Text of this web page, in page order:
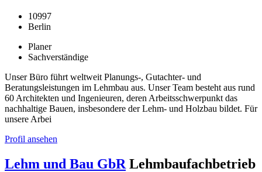
10997
Berlin
Planer
Sachverständige
Unser Büro führt weltweit Planungs-, Gutachter- und
Beratungsleistungen im Lehmbau aus. Unser Team besteht aus rund
60 Architekten und Ingenieuren, deren Arbeitsschwerpunkt das
nachhaltige Bauen, insbesondere der Lehm- und Holzbau bildet. Für
unsere Arbei
Profil ansehen
Lehm und Bau GbR Lehmbaufachbetrieb